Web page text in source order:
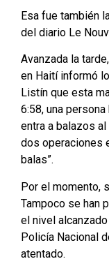
Esa fue también
del diario Le
Avanzada la
en Haití informó
Listín que esta
6:58, una
entra a balazos
dos operaciones
balas”.
Por el momento,
Tampoco se han
el nivel
Policía Nacional
atentado.